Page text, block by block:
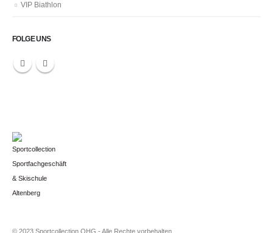
VIP Biathlon
FOLGE UNS
© 2023 Sportcollection OHG - Alle Rechte vorbehalten.